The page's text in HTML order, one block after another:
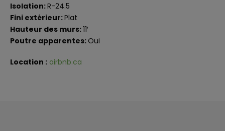
Isolation:R-24.5
Fini extérieur:Plat
Hauteur des murs:11′
Poutre apparentes: Oui
Location : airbnb.ca